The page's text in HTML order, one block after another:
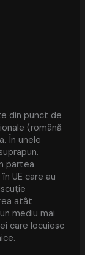
din punct de
(română
În unele
partea
UE care au
atât
mediu mai
care locuiesc